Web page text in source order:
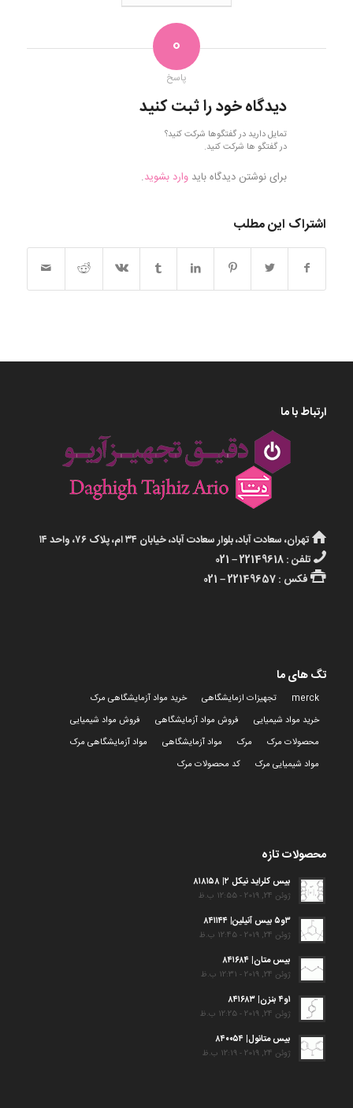
0
پاسخ
دیدگاه خود را ثبت کنید
تمایل دارید در گفتگوها شرکت کنید؟
در گفتگو ها شرکت کنید.
برای نوشتن دیدگاه باید وارد بشوید.
اشتراک این مطلب
ارتباط با ما
تهران، سعادت آباد، بلوار سعادت آباد، خیابان ۳۴ ام، پلاک ۷۶، واحد ۱۴
تلفن : 22149618 – 021
فکس : 22149657 – 021
تگ های ما
merck تجهیزات ازمایشگاهی
خرید مواد آزمایشگاهی مرک
خرید مواد شیمیایی
فروش مواد آزمایشگاهی
فروش مواد شیمیایی
محصولات مرک
مرک مواد آزمایشگاهی
مواد آزمایشگاهی مرک
مواد شیمیایی مرک
کد محصولات مرک
محصولات تازه
بیس کلراید نیکل ۲| ۸۱۸۱۵۸
ژوئن 24, 2019 - 12:55 ب.ظ
۳و۵ بیس آنیلین| ۸۴۱۱۴۴
ژوئن 24, 2019 - 12:45 ب.ظ
بیس متان| ۸۴۱۶۸۴
ژوئن 24, 2019 - 12:31 ب.ظ
۱و۴ بنزن| ۸۴۱۶۸۳
ژوئن 24, 2019 - 12:25 ب.ظ
بیس متانول| ۸۴۰۰۵۴
ژوئن 24, 2019 - 12:19 ب.ظ